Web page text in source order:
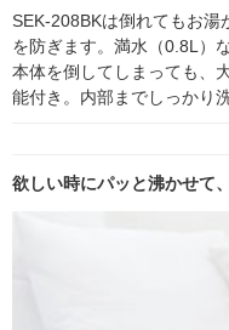
SEK-208BKは倒れてもお湯
を防ぎます。満水（0.8L）
本体を倒してしまっても、
能付き。内部までしっかり
欲しい時にパッと沸かせて